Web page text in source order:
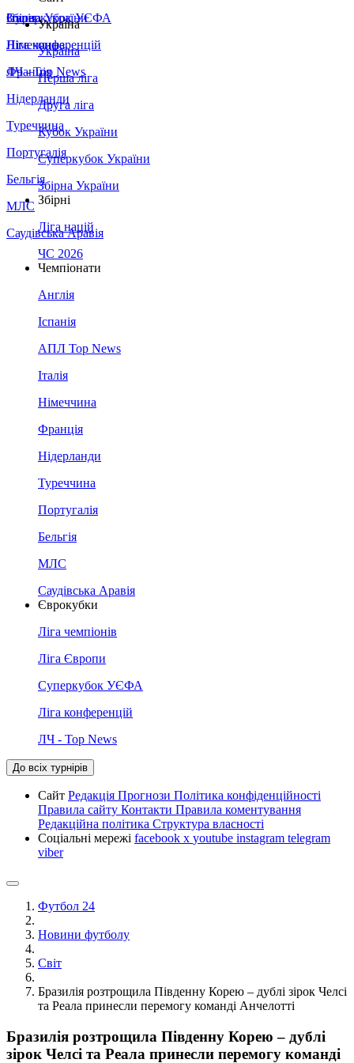
Збірна України
Італія
Німеччина
Франція
Нідерланди
Туреччина
Португалія
Бельгія
МЛС
Саудівська Аравія
Суперкубок УЄФА
Ліга конференцій
ЛЧ - Top News
Україна
Україна
Перша ліга
Друга ліга
Кубок України
Суперкубок України
Збірна України
Збірні
Ліга націй
ЧС 2026
Чемпіонати
Англія
Іспанія
АПЛ Top News
Італія
Німеччина
Франція
Нідерланди
Туреччина
Португалія
Бельгія
МЛС
Саудівська Аравія
Єврокубки
Ліга чемпіонів
Ліга Європи
Суперкубок УЄФА
Ліга конференцій
ЛЧ - Top News
До всіх турнірів
Сайт Редакція Прогнози Політика конфіденційності
Правила сайту Контакти Правила коментування
Редакційна політика Структура власності
Соціальні мережі facebook x youtube instagram telegram
viber
Футбол 24
Новини футболу
Світ
Бразилія розтрощила Південну Корею – дублі зірок Челсі
та Реала принесли перемогу команді Анчелотті
Бразилія розтрощила Південну Корею – дублі
зірок Челсі та Реала принесли перемогу команді